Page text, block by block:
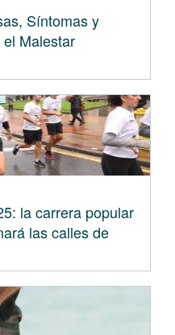
Síntomas y
Malestar
la carrera popular
las calles de